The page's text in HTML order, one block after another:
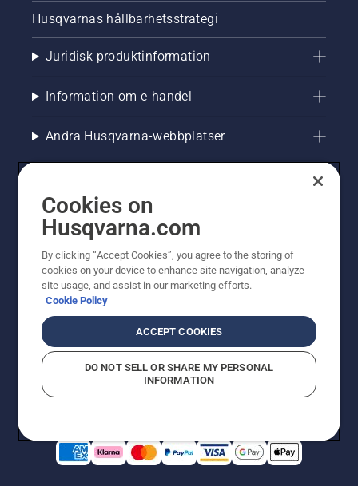
Husqvarnas hållbarhetsstrategi
Juridisk produktinformation
Information om e-handel
Andra Husqvarna-webbplatser
© Husqvarna AB (publ). All rights reserved. Priserna
som visas är rekommenderade cirkapriser. Alla angivna
priser är rekommenderade försäljningspriser (inkl.
moms) om inte produkten är tillgänglig för direkt köp.
CookiepolicyAnvändningsvillkor Sekretessmeddelande
Företagsinformation
Cookies on
Husqvarna.com
By clicking “Accept Cookies”, you agree to the storing of
cookies on your device to enhance site navigation, analyze
site usage, and assist in our marketing efforts.
Cookie Policy
ACCEPT COOKIES
DO NOT SELL OR SHARE MY PERSONAL
INFORMATION